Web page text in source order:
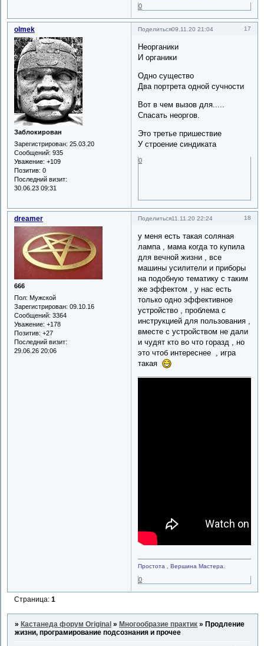
0
Поделиться 17
09.11.20 21:04
olmek
Заблокирован
Зарегистрирован: 25.03.20
Сообщений: 935
Уважение: +109
Позитив: 0
Последний визит:
30.06.23 09:31
Неорганики
И органики
Одно существо
Два портрета одной сучности
Вот в чем вызов для.....
Спасать неоргов.
Это третье пришествие
У строение синдиката
0
Поделиться 18
11.11.20 22:24
dreamer
666
Пол: Мужской
Зарегистрирован: 09.10.16
Сообщений: 3364
Уважение: +178
Позитив: +27
Последний визит:
29.06.26 20:06
у меня есть такая соляная
лампа , мама когда то купила
для вечной жизни , все
машины усилители и приборы
на подобную тематику с таким
же эффектом , у нас есть
только одно эффективное
устройство , проблема с
инструкцией для пользования ,
вместе с устройством не дали
и чудят кто во что горазд , но
это чтоб интереснее , игра
такая
Простота , Вершина Мастера.
0
Страница:1
»Кастанеда форум Original »Многообразие практик »Продление
жизни, програмирование подсознания и прочее